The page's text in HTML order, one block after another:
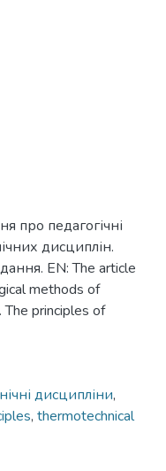
про педагогічні
дисциплін.
EN: The article
methods of
The principles of
дисципліни,
, thermotechnical